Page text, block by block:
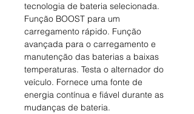
tecnologia de bateria selecionada.
Função BOOST para um
carregamento rápido. Função
avançada para o carregamento e
manutenção das baterias a baixas
temperaturas. Testa o alternador do
veículo. Fornece uma fonte de
energia contínua e fiável durante as
mudanças de bateria.